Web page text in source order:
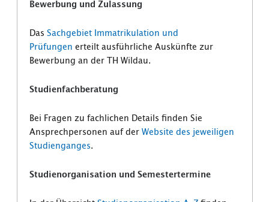
Bewerbung und Zulassung
Das Sachgebiet Immatrikulation und
Prüfungen erteilt ausführliche Auskünfte zur
Bewerbung an der TH Wildau.
Studienfachberatung
Bei Fragen zu fachlichen Details finden Sie
Ansprechpersonen auf der Website des jeweiligen
Studienganges.
Studienorganisation und Semestertermine